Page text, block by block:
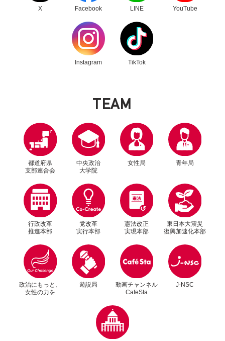
X Facebook LINE YouTube
Instagram
別ウィンドウリンク
TikTok
別ウィンドウリンク
TEAM
都道府県
支部連合会
中央政治
大学院
女性局 青年局
行政改革
推進本部
党改革
実行本部
憲法改正
実現本部
東日本大震災
復興加速化本部
政治にもっと、
女性の力を
別ウィンドウリンク
遊説局
別ウィンドウリンク
動画チャンネル
CafeSta
J-NSC
別ウィンドウリンク